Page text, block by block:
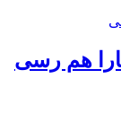
هم رسی